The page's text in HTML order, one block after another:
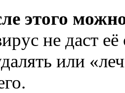
этого
не даст
или